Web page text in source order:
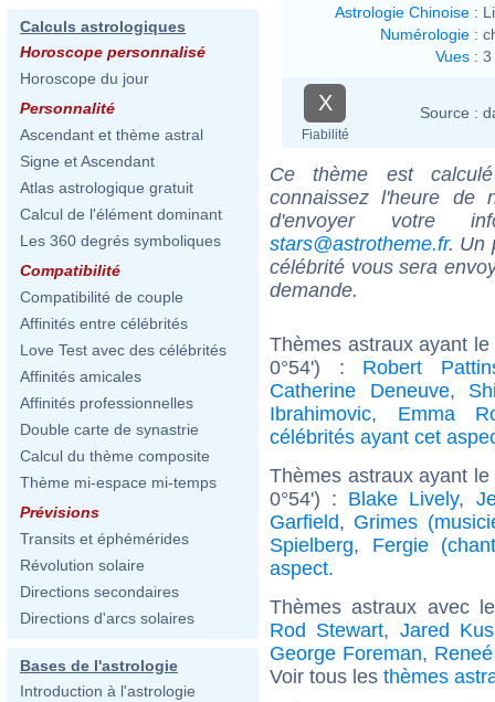
Calculs astrologiques
Horoscope personnalisé
Horoscope du jour
Personnalité
Ascendant et thème astral
Signe et Ascendant
Atlas astrologique gratuit
Calcul de l'élément dominant
Les 360 degrés symboliques
Compatibilité
Compatibilité de couple
Affinités entre célébrités
Love Test avec des célébrités
Affinités amicales
Affinités professionnelles
Double carte de synastrie
Calcul du thème composite
Thème mi-espace mi-temps
Prévisions
Transits et éphémérides
Révolution solaire
Directions secondaires
Directions d'arcs solaires
Bases de l'astrologie
Introduction à l'astrologie
Astrologie Chinoise :
Numérologie :
Vues : 3
X
Fiabilité
Source :
Ce thème est
connaissez l'heure de
d'envoyer votre
stars@astrotheme.fr. Un
célébrité vous sera
demande.
Thèmes astraux ayant
0°54') : Robert
Catherine Deneuve,
Ibrahimovic, Emma
célébrités ayant cet
Thèmes astraux ayant
0°54') : Blake Lively,
Garfield, Grimes
Spielberg, Fergie
aspect.
Thèmes astraux avec
Rod Stewart, Jared
George Foreman,
Voir tous les thèmes